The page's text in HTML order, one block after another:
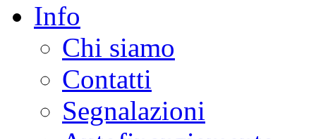
Info
Chi siamo
Contatti
Segnalazioni